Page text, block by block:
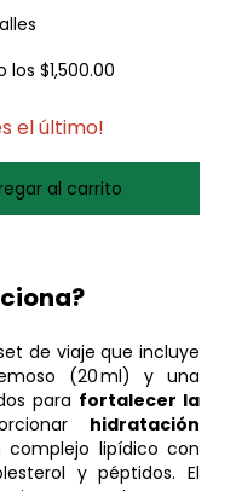
los $1,500.00
el último!
de viaje que incluye
(20 ml) y una
para fortalecer la
hidratación
lipídico con
y péptidos. El